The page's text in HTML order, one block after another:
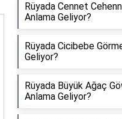
Rüyada Cennet
Anlama Geliyor?
Rüyada Cicibebe
Geliyor?
Rüyada Büyük Ağaç
Anlama Geliyor?